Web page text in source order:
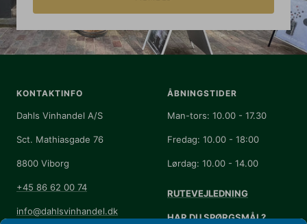
KONTAKTINFO
Dahls Vinhandel A/S
Sct. Mathiasgade 76
8800 Viborg
+45 86 62 00 74
info@dahlsvinhandel.dk
ÅBNINGSTIDER
Man-tors: 10.00 - 17.30
Fredag: 10.00 - 18:00
Lørdag: 10.00 - 14.00
RUTEVEJLEDNING
HAR DU SPØRGSMÅL?